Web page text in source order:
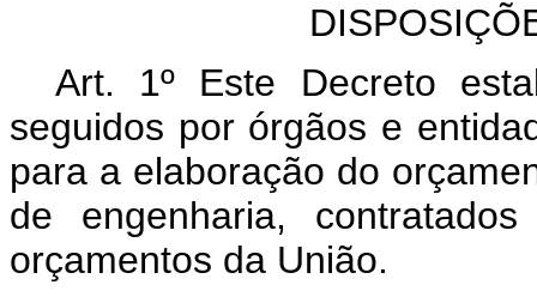
Art. 1º Este Decreto
seguidos por órgãos e
para a elaboração do
de engenharia,
orçamentos da União.